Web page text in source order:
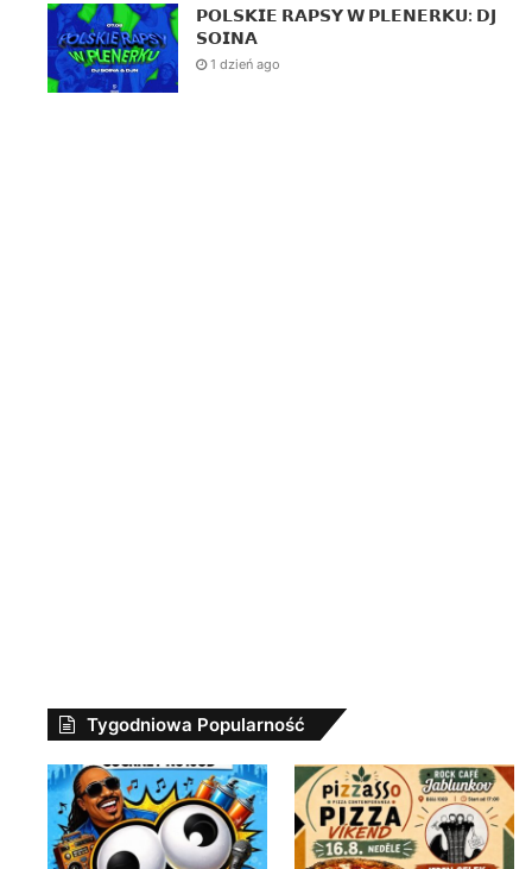
𝗣𝗢𝗟𝗦𝗞𝗜𝗘 𝗥𝗔𝗣𝗦𝗬 𝗪 𝗣𝗟𝗘𝗡𝗘𝗥𝗞𝗨: 𝗗𝗝
𝗦𝗢𝗜𝗡𝗔
1 dzień ago
Tygodniowa Popularność